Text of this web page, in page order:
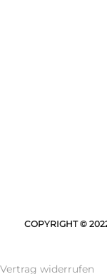
COPYRIGHT ©
Vertrag widerrufen